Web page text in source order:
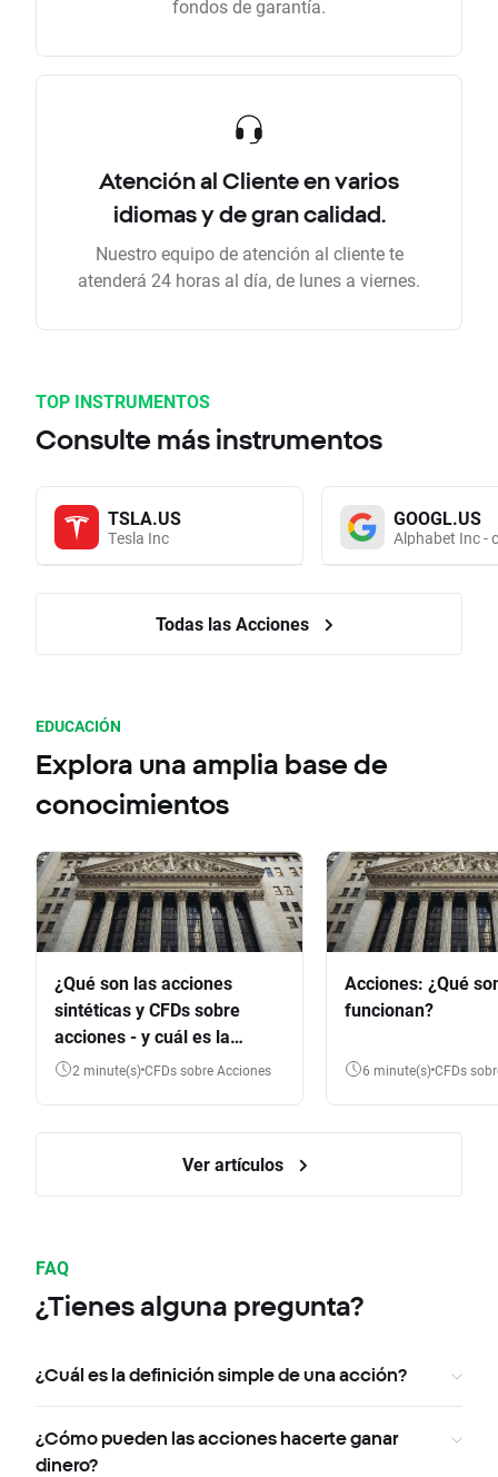
fondos de garantía.
Atención al Cliente en varios
idiomas y de gran calidad.
Nuestro equipo de atención al cliente te
atenderá 24 horas al día, de lunes a viernes.
TOP INSTRUMENTOS
Consulte más instrumentos
TSLA.US
Tesla Inc
GOOGL.US
Alphabet Inc -
Todas las Acciones
EDUCACIÓN
Explora una amplia base de
conocimientos
¿Qué son las acciones
sintéticas y CFDs sobre
acciones - y cuál es la
diferencia?
2 minute(s) CFDs sobre Acciones
Acciones: ¿Qué
funcionan?
6 minute(s) CFDs
Ver artículos
FAQ
¿Tienes alguna pregunta?
¿Cuál es la definición simple de una acción?
¿Cómo pueden las acciones hacerte ganar
dinero?